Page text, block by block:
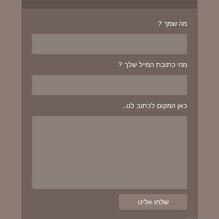
מה שמך ?
מהי כתובת המייל שלך ?
כאן המקום לכתוב לנו..